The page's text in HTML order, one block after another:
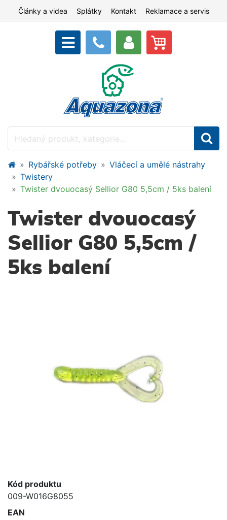
Články a videa Splátky Kontakt Reklamace a servis
Rybářské potřeby
Vláčecí a umělé nástrahy
Twistery
Twister dvouocasý Sellior G80 5,5cm / 5ks balení
Twister dvouocasý
Sellior G80 5,5cm /
5ks balení
Kód produktu
009-W016G8055
EAN